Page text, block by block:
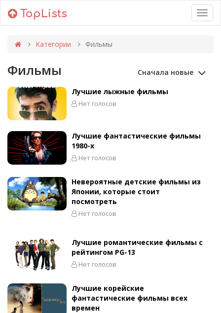
TopLists
Категории Фильмы
Фильмы Сначала новые
Лучшие лыжные фильмы
Нет голосов
Лучшие фантастические фильмы
1980-х
Нет голосов
Невероятные детские фильмы из
Японии, которые стоит
посмотреть
Нет голосов
Лучшие романтические фильмы с
рейтингом PG-13
Нет голосов
Лучшие корейские
фантастические фильмы всех
времен